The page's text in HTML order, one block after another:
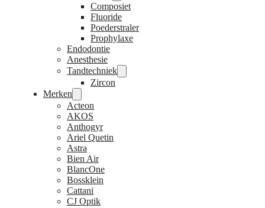
Composiet
Fluoride
Poederstraler
Prophylaxe
Endodontie
Anesthesie
Tandtechniek
Zircon
Merken
Acteon
AKOS
Anthogyr
Ariel Quetin
Astra
Bien Air
BlancOne
Bossklein
Cattani
CJ Optik